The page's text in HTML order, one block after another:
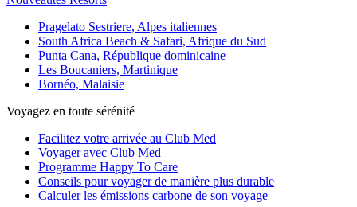
Pragelato Sestriere, Alpes italiennes
South Africa Beach & Safari, Afrique du Sud
Punta Cana, République dominicaine
Les Boucaniers, Martinique
Bornéo, Malaisie
Voyagez en toute sérénité
Facilitez votre arrivée au Club Med
Voyager avec Club Med
Programme Happy To Care
Conseils pour voyager de manière plus durable
Calculer les émissions carbone de son voyage